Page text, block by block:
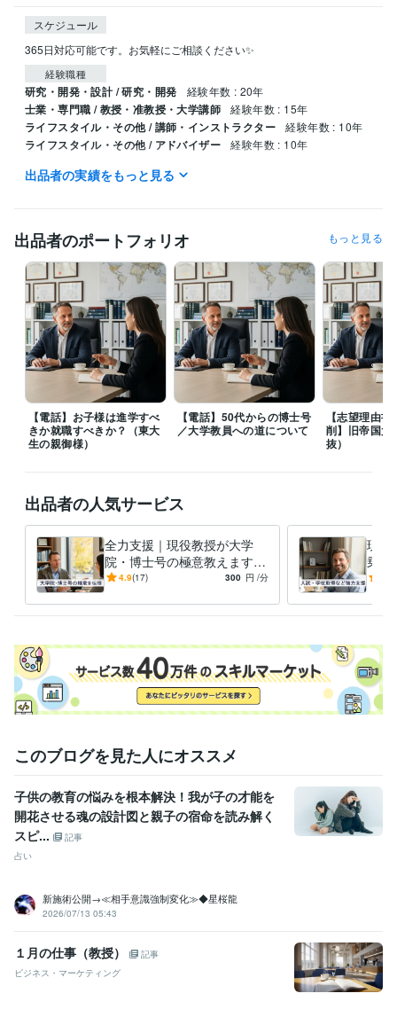
スケジュール
365日対応可能です。お気軽にご相談ください✨
経験職種
研究・開発・設計 / 研究・開発 経験年数 : 20年
士業・専門職 / 教授・准教授・大学講師 経験年数 : 15年
ライフスタイル・その他 / 講師・インストラクター 経験年数 : 10年
ライフスタイル・その他 / アドバイザー 経験年数 : 10年
職歴
東大病院経営改善提案プロジェクト 最優秀賞受賞
中冨健康科学振興
財団 研究助成 日本心臓リハビリテーション学会学術集会　優秀演題
賞 明治安田厚生事業団 健康医科学研究助成
石本記念デサントスポー
ツ科学振興財団 優秀入選 健康長寿と運動（三菱UFJ信託銀行）
寝た
きり対策 神奈川県医師会 研修会講師（2008~2019）
日本体力医学
会大会、シンポジスト 東大病院 公開セミナー
日本抗加齢医学会総会
シンポジスト
健康スポーツ医部会幹事会研修（医師会）
寝たきりを
予防する！講師（日本健康機構、健康セミナー） トレーニング系
学会総会、特別講演
立命館大学、招待講演 東大病院、産学連携メデ
ィカルフロンティアセミナー 日本再生医療学会総会、ランチョンセ
ミナー 日本心臓リハビリテーション学会学術集会 シンポジウム 学生
野球連盟 春季リーグ戦 優秀選手賞
資格・検定
高等学校教諭免許 取得年 : 2000年
健康運動指導士 取得年 : 2015年
ビジネス・クリエイティブツール
Excel:25年Google サイト:18年PowerPoint:25年Word:25年
Adobe Photoshop:24年
Adobe Illustrator:21年
学習指導・資格・キャリア相談
ア相談
【社会人向け】リーダー・マネジメント
【心理的サポート】
お悩み・愚痴の傾聴 【雑談・話し相手】気軽にフリートーク
【健
康・美活】運動・筋トレ相談 【スキルアップ】人前で話すコツ
健康 キャリア 仕事 美容 悩み 相談 筋トレ 大学 学生
私立大学 1997年3月 ~ 2001年2月
国公立大学 2001年3月 ~ 2003年2月
国公立大学 2003年3月 ~ 2007年2月
語学力
英語 日常会話レベル
出品者の実績をもっと見る
出品者のポートフォリオ もっと見る
【電話】お子様は進学すべ
きか就職すべきか？（東大
生の親御様）
【電話】50代からの博士号
／大学教員への道について
【志望理由
削】旧帝国大
抜）
出品者の人気サービス
全力支援｜現役教授が大学
院・博士号の極意教えます
⭐️【脱・失敗】現役教授が学
⭐️
4.9(17) 300 円 /分
現役
乗り
ど人
このブログを見た人にオススメ
子供の教育の悩みを根本解決！我が子の才能を
開花させる魂の設計図と親子の宿命を読み解く
スピ...
記事
占い
新施術公開→≪相手意識強制変化≫◆星桜龍
2026/07/13 05:43
１月の仕事（教授）
記事
ビジネス・マーケティング